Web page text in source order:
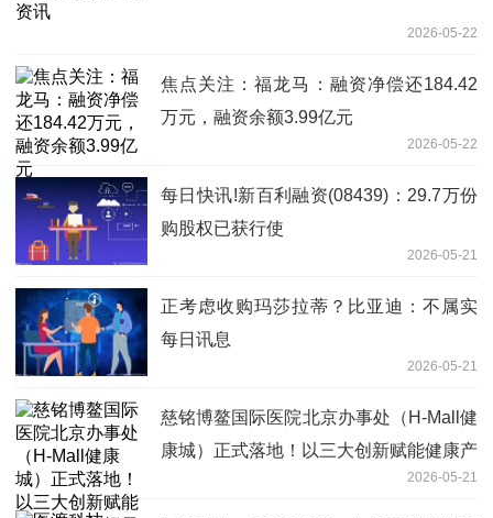
2026-05-22
焦点关注：福龙马：融资净偿还184.42
万元，融资余额3.99亿元
2026-05-22
每日快讯!新百利融资(08439)：29.7万份
购股权已获行使
2026-05-21
正考虑收购玛莎拉蒂？比亚迪：不属实
每日讯息
2026-05-21
慈铭博鳌国际医院北京办事处（H-Mall健
康城）正式落地！以三大创新赋能健康产
2026-05-21